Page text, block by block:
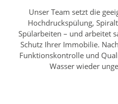
Unser Team setzt die
Hochdruckspülung,
Spülarbeiten – und arbeitet
Schutz Ihrer Immobilie.
Funktionskontrolle und
Wasser wieder